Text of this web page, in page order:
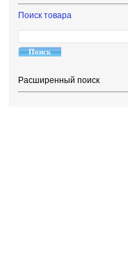
Поиск товара
Расширенный поиск